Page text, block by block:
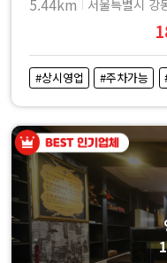
5.44km 서울특별시 강
#상시영업 #주차가능